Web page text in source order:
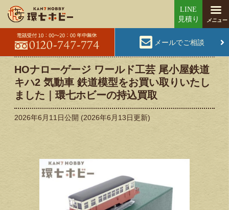
メールでご相談
HOナローゲージ ワールド工芸 尾小屋鉄道
キハ2 気動車 鉄道模型をお買い取りいたし
ました｜環七ホビーの持込買取
2026年6月11日公開 (2026年6月13日更新)